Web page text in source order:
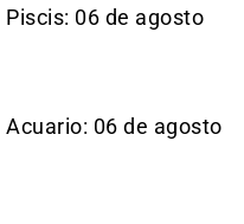
06 de agosto
06 de agosto